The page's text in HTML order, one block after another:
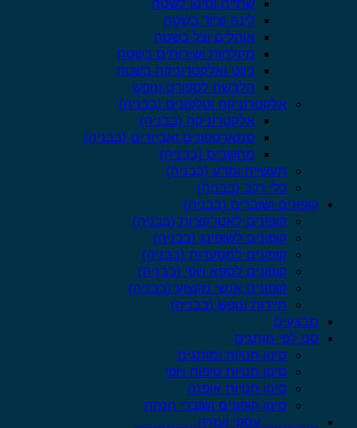
לינה וציוד בשטח
אוהלים וצל בשטח
מקלחות ושירותים בשטח
ניווט ואלקטרוניקה בשטח
הלבשה לספורט ונופש
אלקטרוניקה וטלפונים (בבניה)
אלקטרוניקה (בבניה)
סמארטפונים ואביזרים (בבניה)
מחשבים (בבניה)
תעשייה ומדע (בבניה)
כלי רכב (בבניה)
קופונים ושוברים (בבניה)
קופונים לאטרקציות (בבניה)
קופונים לשופינג (בבניה)
קופונים למסעדות (בבניה)
קופונים לספא ויופי (בבניה)
קופונים אנשי מקצוע (בבניה)
תיירות ונופש (בבניה)
מבצעים
סנן לפי מותגים
סינון חנויות ומותגים
סינון חנויות טיפוח ויופי
סינון חנויות אופנה
סינון קופונים ושוברי הנחה
………….עסקי ועזרה…………..